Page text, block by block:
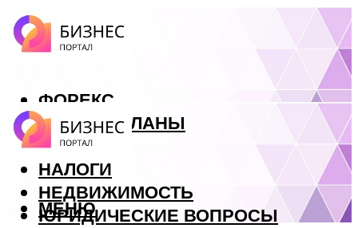
ФОРЕКС
БИЗНЕС ПЛАНЫ
КРЕДИТЫ
НАЛОГИ
НЕДВИЖИМОСТЬ
ЮРИДИЧЕСКИЕ ВОПРОСЫ
МЕНЮ